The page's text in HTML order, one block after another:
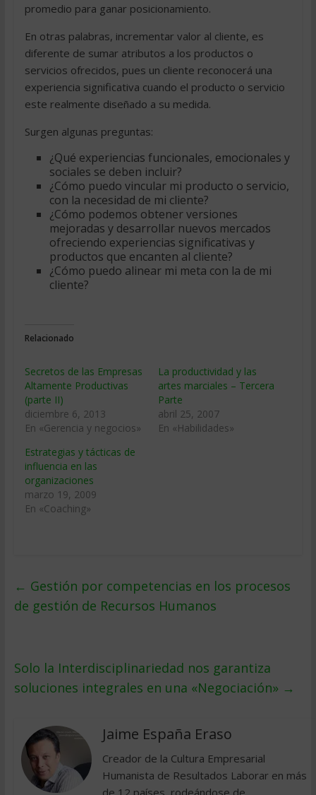
promedio para ganar posicionamiento.
En otras palabras, incrementar valor al cliente, es
diferente de sumar atributos a los productos o
servicios ofrecidos, pues un cliente reconocerá una
experiencia significativa cuando el producto o servicio
este realmente diseñado a su medida.
Surgen algunas preguntas:
¿Qué experiencias funcionales, emocionales y
sociales se deben incluir?
¿Cómo puedo vincular mi producto o servicio,
con la necesidad de mi cliente?
¿Cómo podemos obtener versiones
mejoradas y desarrollar nuevos mercados
ofreciendo experiencias significativas y
productos que encanten al cliente?
¿Cómo puedo alinear mi meta con la de mi
cliente?
Relacionado
Secretos de las Empresas
Altamente Productivas
(parte II)
diciembre 6, 2013
En «Gerencia y negocios»
La productividad y las
artes marciales – Tercera
Parte
abril 25, 2007
En «Habilidades»
Estrategias y tácticas de
influencia en las
organizaciones
marzo 19, 2009
En «Coaching»
← Gestión por competencias en los procesos
de gestión de Recursos Humanos
Solo la Interdisciplinariedad nos garantiza
soluciones integrales en una «Negociación» →
Jaime España Eraso
Creador de la Cultura Empresarial
Humanista de Resultados Laborar en más
de 12 países, rodeándose de